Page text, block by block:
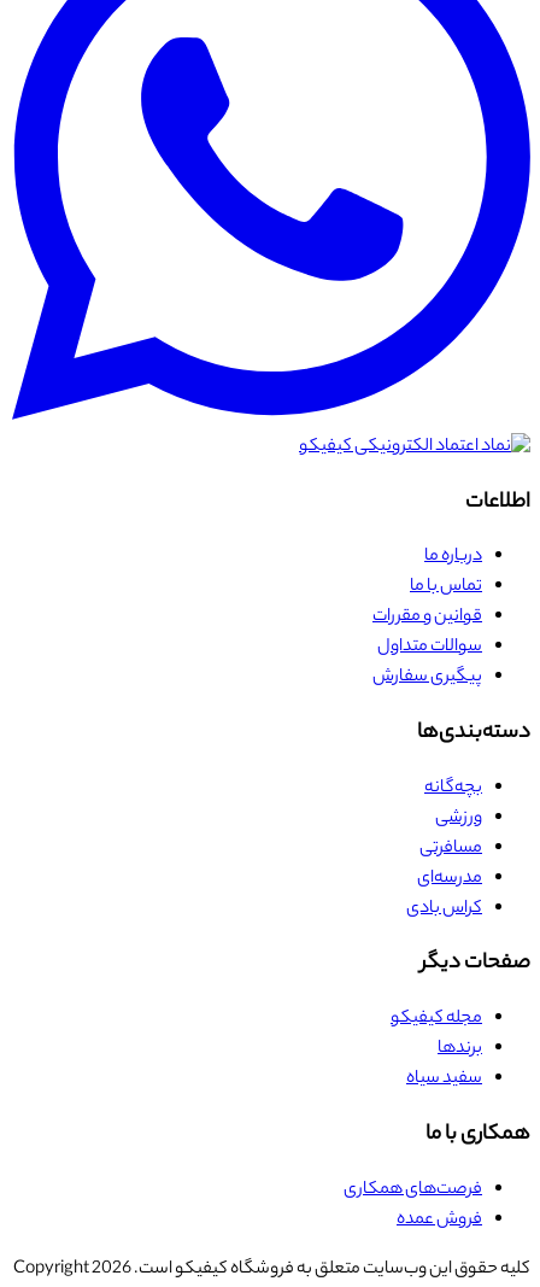
اطلاعات
درباره ما
تماس با ما
قوانین و مقررات
سوالات متداول
پیگیری سفارش
دسته‌بندی‌ها
بچه‌گانه
ورزشی
مسافرتی
مدرسه‌ای
کراس بادی
صفحات دیگر
مجله کیفیکو
برندها
سفید سیاه
همکاری با ما
فرصت‌های همکاری
فروش عمده
کلیه حقوق این وب‌سایت متعلق به فروشگاه کیفیکو است. Copyright2026